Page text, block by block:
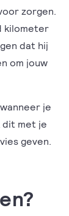
zorgen.
kilometer
dat hij
om jouw
je
dit met je
geven.